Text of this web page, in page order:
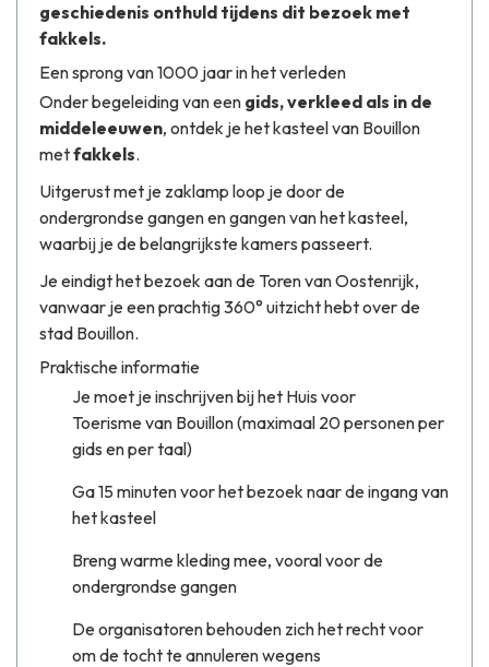
geschiedenis onthuld tijdens dit bezoek met
fakkels.
Een sprong van 1000 jaar in het verleden
Onder begeleiding van een gids, verkleed als in de
middeleeuwen, ontdek je het kasteel van Bouillon
metfakkels.
Uitgerust met je zaklamp loop je door de
ondergrondse gangen en gangen van het kasteel,
waarbij je de belangrijkste kamers passeert.
Je eindigt het bezoek aan de Toren van Oostenrijk,
vanwaar je een prachtig 360° uitzicht hebt over de
stad Bouillon.
Praktische informatie
Je moet je inschrijven bij het Huis voor
Toerisme van Bouillon (maximaal 20 personen per
gids en per taal)
Ga 15 minuten voor het bezoek naar de ingang van
het kasteel
Breng warme kleding mee, vooral voor de
ondergrondse gangen
De organisatoren behouden zich het recht voor
om de tocht te annuleren wegens